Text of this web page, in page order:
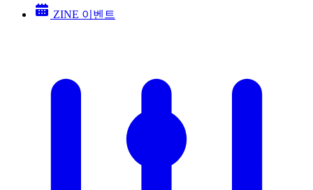
ZINE 이벤트